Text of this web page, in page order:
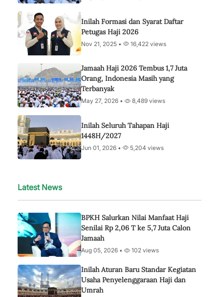
Inilah Formasi dan Syarat Daftar
Petugas Haji 2026
Nov 21, 2025 • 16,422 views
Jamaah Haji 2026 Tembus 1,7 Juta
Orang, Indonesia Masih yang
Terbanyak
May 27, 2026 • 8,489 views
Inilah Seluruh Tahapan Haji
1448H/2027
Jun 01, 2026 • 5,204 views
Latest News
BPKH Salurkan Nilai Manfaat Haji
Senilai Rp 2,06 T ke 5,7 Juta Calon
Jamaah
Aug 05, 2026 • 102 views
Inilah Aturan Baru Standar Kegiatan
Usaha Penyelenggaraan Haji dan
Umrah